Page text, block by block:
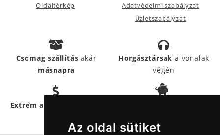
Az oldal sütiket
Oldaltérkép
Adatvédelmi szabályzat
Üzletszabályzat
Csomag szállításakár
másnapra
Horgásztársak a vonalak
végén
Extrém akciós termékek